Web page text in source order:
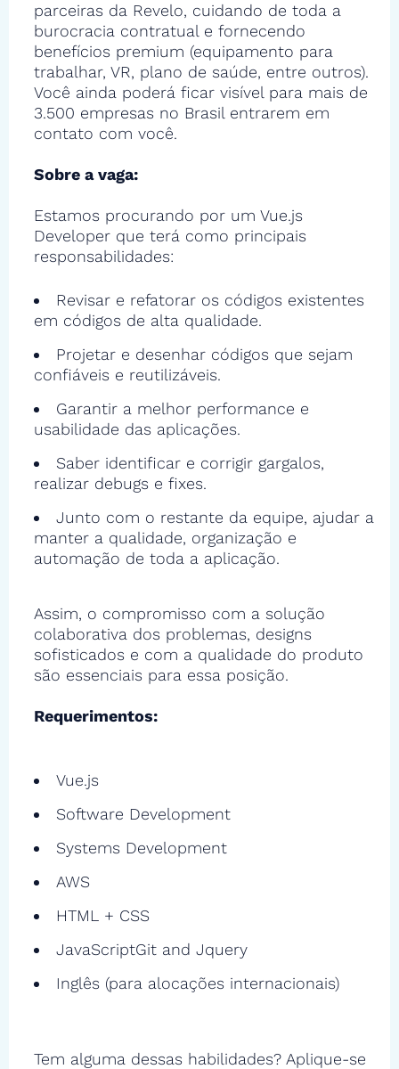
parceiras da Revelo, cuidando de toda a
burocracia contratual e fornecendo
benefícios premium (equipamento para
trabalhar, VR, plano de saúde, entre outros).
Você ainda poderá ficar visível para mais de
3.500 empresas no Brasil entrarem em
contato com você.
Sobre a vaga:
Estamos procurando por um Vue.js
Developer que terá como principais
responsabilidades:
Revisar e refatorar os códigos existentes
em códigos de alta qualidade.
Projetar e desenhar códigos que sejam
confiáveis e reutilizáveis.
Garantir a melhor performance e
usabilidade das aplicações.
Saber identificar e corrigir gargalos,
realizar debugs e fixes.
Junto com o restante da equipe, ajudar a
manter a qualidade, organização e
automação de toda a aplicação.
Assim, o compromisso com a solução
colaborativa dos problemas, designs
sofisticados e com a qualidade do produto
são essenciais para essa posição.
Requerimentos:
Vue.js
Software Development
Systems Development
AWS
HTML + CSS
JavaScriptGit and Jquery
Inglês (para alocações internacionais)
Tem alguma dessas habilidades? Aplique-se